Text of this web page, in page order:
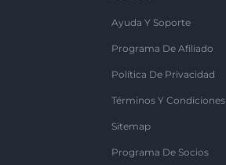
Ayuda Y Soporte
Programa De Afiliado
Política De Privacidad
Términos Y Condiciones
Sitemap
Programa De Socios